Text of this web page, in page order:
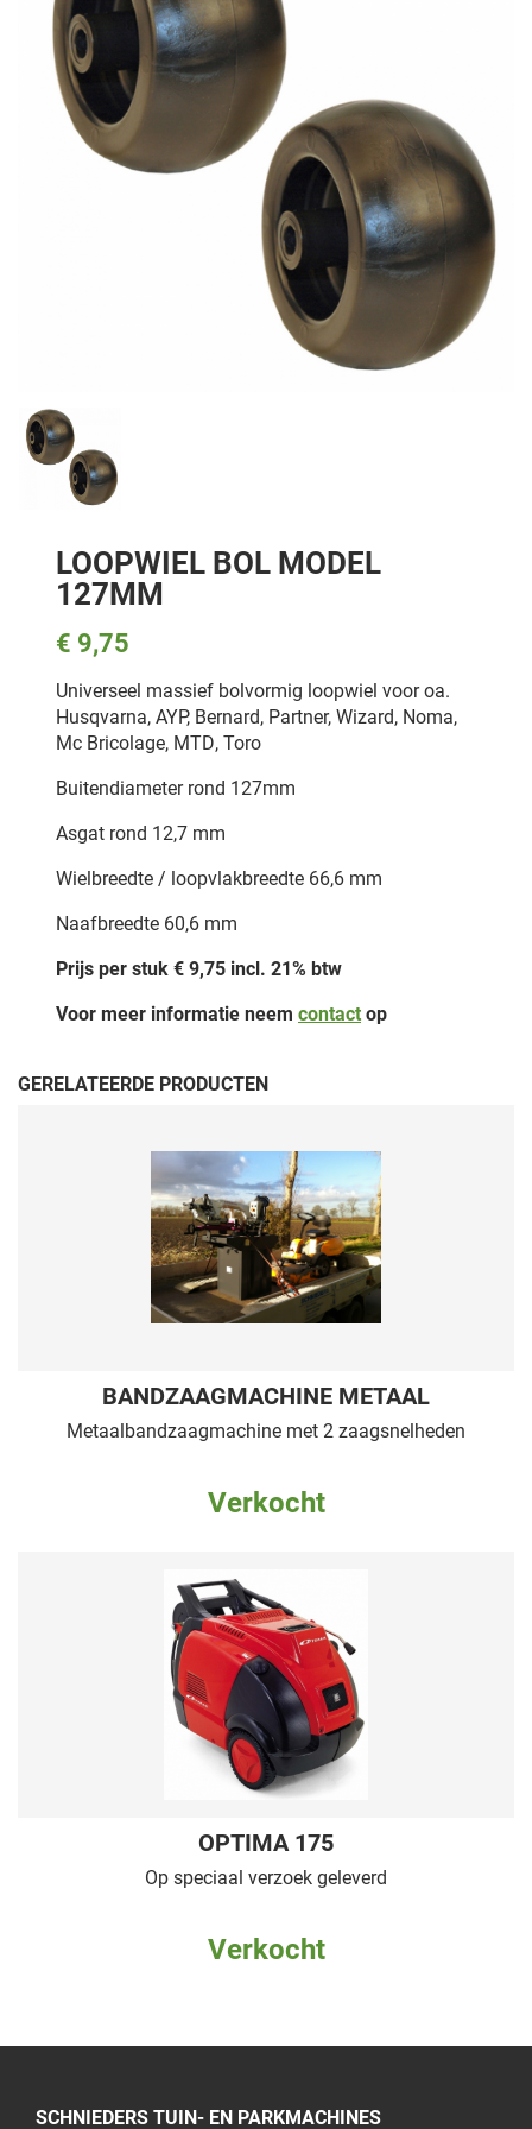
LOOPWIEL BOL MODEL
127MM
€ 9,75
Universeel massief bolvormig loopwiel voor oa.
Husqvarna, AYP, Bernard, Partner, Wizard, Noma,
Mc Bricolage, MTD, Toro
Buitendiameter rond 127mm
Asgat rond 12,7 mm
Wielbreedte / loopvlakbreedte 66,6 mm
Naafbreedte 60,6 mm
Prijs per stuk € 9,75 incl. 21% btw
Voor meer informatie neem contactop
GERELATEERDE PRODUCTEN
BANDZAAGMACHINE METAAL
Metaalbandzaagmachine met 2 zaagsnelheden
Verkocht
OPTIMA 175
Op speciaal verzoek geleverd
Verkocht
SCHNIEDERS TUIN- EN PARKMACHINES